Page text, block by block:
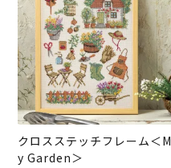
クロスステッチフレーム＜M
y Garden＞